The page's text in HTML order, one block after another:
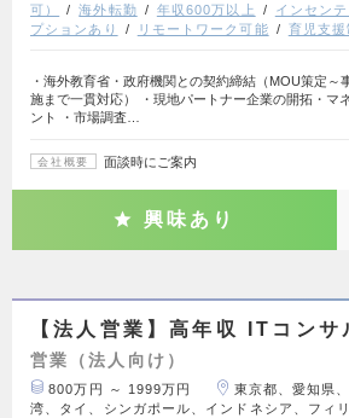
可）
海外転勤 年収600万以上 インセン
プションあり
リモートワーク可能 育児支援
・海外教育省・政府機関との契約締結（MOU策定～
施まで一貫対応） ・現地パートナー企業の開拓・マ
ント ・市場調査…
会社概要 面談時にご案内
興味あり
【法人営業】高年収 ITコンサ
営業（法人向け）
800万円 ～ 1999万円
東京都、愛知県
湾、タイ、シンガポール、インドネシア、フィ